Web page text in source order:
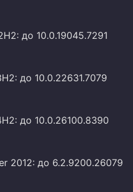
до 10.0.19045.7291
до 10.0.22631.7079
до 10.0.26100.8390
2012: до 6.2.9200.26079